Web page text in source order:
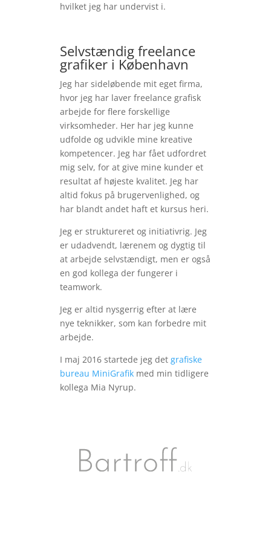
hvilket jeg har undervist i.
Selvstændig freelance
grafiker i København
Jeg har sideløbende mit eget firma,
hvor jeg har laver freelance grafisk
arbejde for flere forskellige
virksomheder. Her har jeg kunne
udfolde og udvikle mine kreative
kompetencer. Jeg har fået udfordret
mig selv, for at give mine kunder et
resultat af højeste kvalitet. Jeg har
altid fokus på brugervenlighed, og
har blandt andet haft et kursus heri.
Jeg er struktureret og initiativrig. Jeg
er udadvendt, lærenem og dygtig til
at arbejde selvstændigt, men er også
en god kollega der fungerer i
teamwork.
Jeg er altid nysgerrig efter at lære
nye teknikker, som kan forbedre mit
arbejde.
I maj 2016 startede jeg det grafiske
bureau MiniGrafikmed min tidligere
kollega Mia Nyrup.